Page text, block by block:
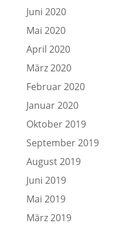
Juni 2020
Mai 2020
April 2020
März 2020
Februar 2020
Januar 2020
Oktober 2019
September 2019
August 2019
Juni 2019
Mai 2019
März 2019